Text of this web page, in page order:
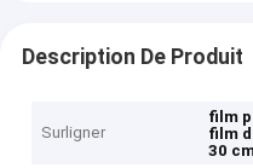
Description De Produit
Surligner
film
film
30